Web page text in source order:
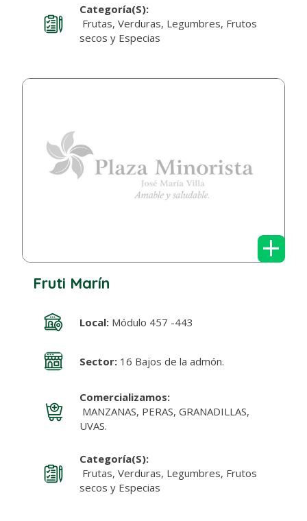
Categoría(s):
Frutas, Verduras, Legumbres, Frutos
secos y Especias
+
Fruti Marín
Local:Módulo 457 -443
Sector:16 Bajos de la admón.
Comercializamos:
MANZANAS, PERAS, GRANADILLAS,
UVAS.
Categoría(s):
Frutas, Verduras, Legumbres, Frutos
secos y Especias